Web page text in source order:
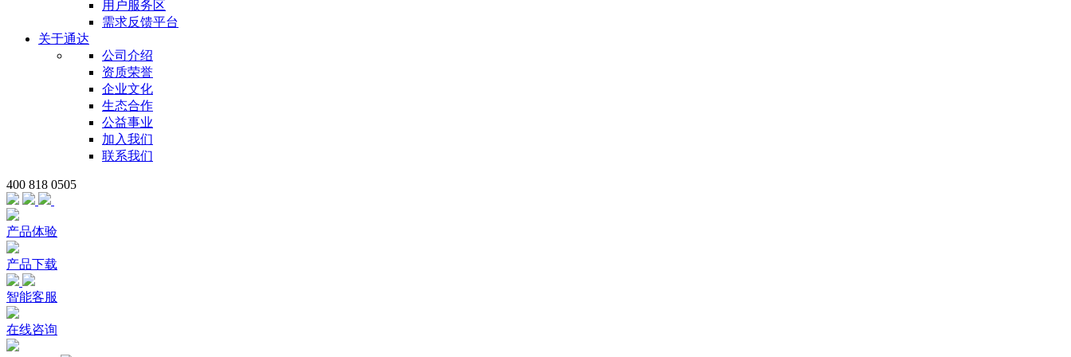
用户服务区
需求反馈平台
关于通达
公司介绍
资质荣誉
企业文化
生态合作
公益事业
加入我们
联系我们
400 818 0505
产品体验
产品下载
智能客服
在线咨询